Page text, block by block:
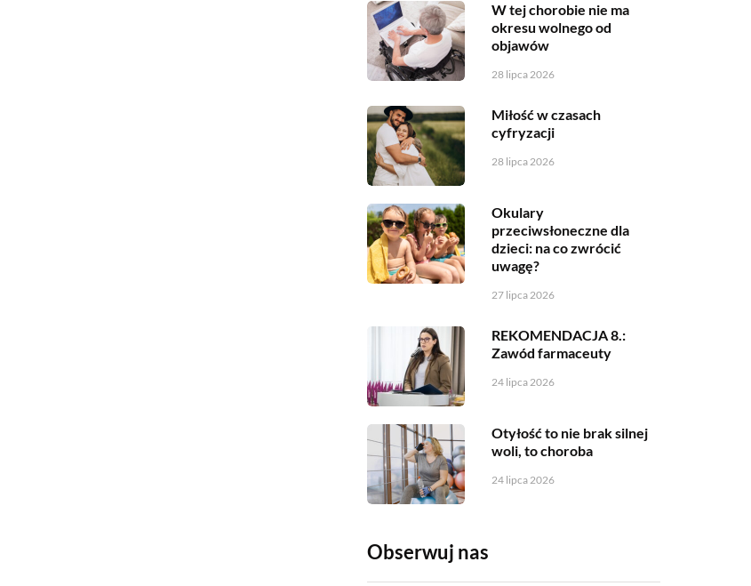
W tej chorobie nie ma
okresu wolnego od
objawów
28 lipca 2026
Miłość w czasach
cyfryzacji
28 lipca 2026
Okulary
przeciwsłoneczne dla
dzieci: na co zwrócić
uwagę?
27 lipca 2026
REKOMENDACJA 8.:
Zawód farmaceuty
24 lipca 2026
Otyłość to nie brak silnej
woli, to choroba
24 lipca 2026
Obserwuj nas